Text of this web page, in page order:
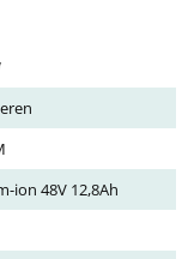
ion 48V 12,8Ah